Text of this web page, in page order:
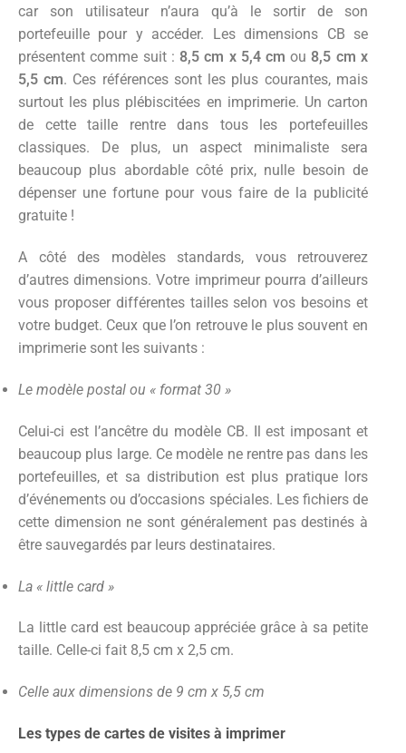
car son utilisateur n’aura qu’à le sortir de son
portefeuille pour y accéder. Les dimensions CB se
présentent comme suit : 8,5 cm x 5,4 cm ou 8,5 cm x
5,5 cm. Ces références sont les plus courantes, mais
surtout les plus plébiscitées en imprimerie. Un carton
de cette taille rentre dans tous les portefeuilles
classiques. De plus, un aspect minimaliste sera
beaucoup plus abordable côté prix, nulle besoin de
dépenser une fortune pour vous faire de la publicité
gratuite !
A côté des modèles standards, vous retrouverez
d’autres dimensions. Votre imprimeur pourra d’ailleurs
vous proposer différentes tailles selon vos besoins et
votre budget. Ceux que l’on retrouve le plus souvent en
imprimerie sont les suivants :
Le modèle postal ou « format 30 »
Celui-ci est l’ancêtre du modèle CB. Il est imposant et
beaucoup plus large. Ce modèle ne rentre pas dans les
portefeuilles, et sa distribution est plus pratique lors
d’événements ou d’occasions spéciales. Les fichiers de
cette dimension ne sont généralement pas destinés à
être sauvegardés par leurs destinataires.
La « little card »
La little card est beaucoup appréciée grâce à sa petite
taille. Celle-ci fait 8,5 cm x 2,5 cm.
Celle aux dimensions de 9 cm x 5,5 cm
Les types de cartes de visites à imprimer